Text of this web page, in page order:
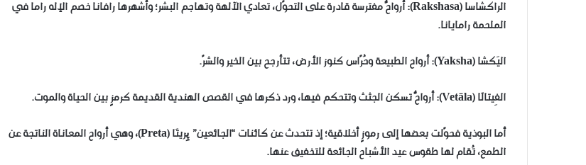
الراكشاسا (Rakshasa): أرواحٌ مفترسة قادرة على التحوّل، تعادي الآلهة وتهاجم البشر؛ وأشهرها رافانا خصم الإله راما في
الملحمة رامايانا.
اليَكشا (Yaksha): أرواح الطبيعة وحُرّاس كنوز الأرض، تتأرجح بين الخير والشرّ.
الفِيتالَا (Vetāla): أرواحٌ تسكن الجثث وتتحكم فيها، ورد ذكرها في القصص الهندية القديمة كرمزٍ بين الحياة والموت.
أما البوذية فحوّلت بعضها إلى رموزٍ أخلاقية؛ إذ تتحدث عن كائنات “الجائعين” پِريتَا (Preta)، وهي أرواح المعاناة الناتجة عن
الطمع، تُقام لها طقوس عيد الأشباح الجائعة للتخفيف عنها.